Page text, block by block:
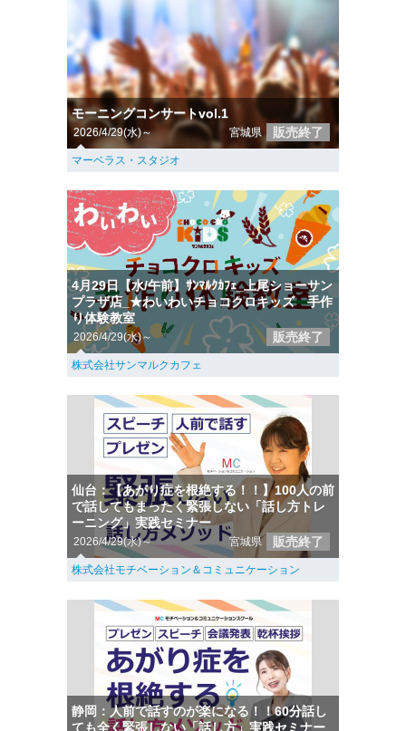
モーニングコンサートvol.1
2026/4/29(水)～ 宮城県 販売終了
マーベラス・スタジオ
4月29日【水/午前】ｻﾝﾏﾙｸｶﾌｪ_上尾ショーサン
プラザ店_★わいわいチョコクロキッズ 手作
り体験教室
2026/4/29(水)～ 販売終了
株式会社サンマルクカフェ
仙台：【あがり症を根絶する！！】100人の前
で話してもまったく緊張しない「話し方トレ
ーニング」実践セミナー
2026/4/29(水)～ 宮城県 販売終了
株式会社モチベーション＆コミュニケーション
静岡：人前で話すのが楽になる！！60分話し
ても全く緊張しない「話し方」実践セミナー